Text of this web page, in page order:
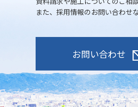
また、採用情報のお問い合わせ
お問い合わせ